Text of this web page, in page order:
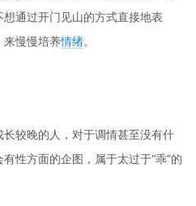
通过开门见山的方式直接地表
来慢慢培养情绪。
较晚的人，对于调情甚至没有什
性方面的企图，属于太过于“乖”的